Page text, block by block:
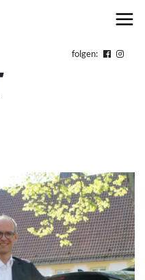
folgen: